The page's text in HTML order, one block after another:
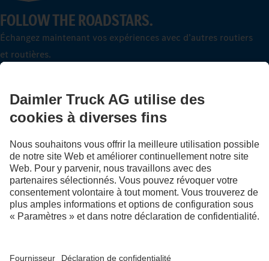
FOLLOW THE ROADSTARS.
Échangez maintenant vos expériences avec d’autres routiers
et routières.
Fournisseur
Politique de confidentialité
Mentions légales
Politique de confidentialité Assistance en cas de panne